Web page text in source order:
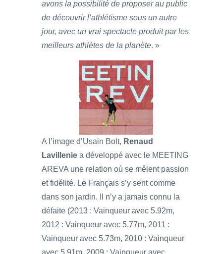
avons la possibilité de proposer au public
de découvrir l’athlétisme sous un autre
jour, avec un vrai spectacle produit par les
meilleurs athlètes de la planète. »
A l’image d’Usain Bolt, Renaud
Lavillenie a développé avec le MEETING
AREVA une relation où se mêlent passion
et fidélité. Le Français s’y sent comme
dans son jardin. Il n’y a jamais connu la
défaite (2013 : Vainqueur avec 5.92m,
2012 : Vainqueur avec 5.77m, 2011 :
Vainqueur avec 5.73m, 2010 : Vainqueur
avec 5.91m, 2009 : Vainqueur avec